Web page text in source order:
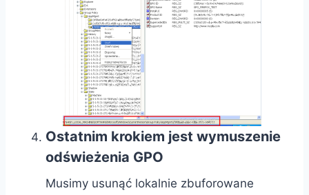
Ostatnim krokiem jest wymuszenie
odświeżenia GPO
Musimy usunąć lokalnie zbuforowane